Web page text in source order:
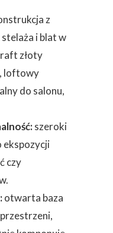
z
i blat w
złoty
loftowy
do salonu,
szeroki
ekspozycji
czy
otwarta baza